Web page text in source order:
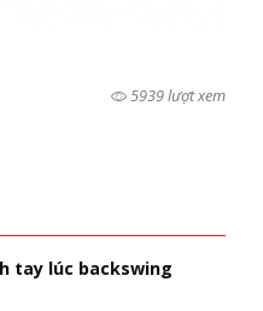
5939 lượt xem
tay lúc backswing